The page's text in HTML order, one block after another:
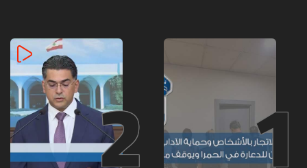
1
2